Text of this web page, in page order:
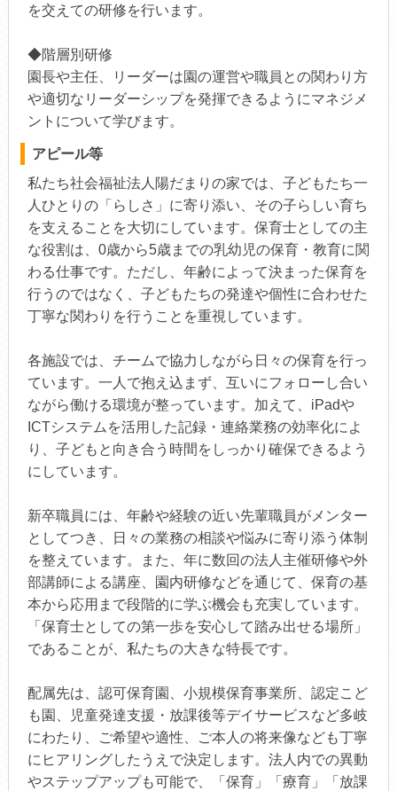
を交えての研修を行います。
◆階層別研修
園長や主任、リーダーは園の運営や職員との関わり方
や適切なリーダーシップを発揮できるようにマネジメ
ントについて学びます。
アピール等
私たち社会福祉法人陽だまりの家では、子どもたち一
人ひとりの「らしさ」に寄り添い、その子らしい育ち
を支えることを大切にしています。保育士としての主
な役割は、0歳から5歳までの乳幼児の保育・教育に関
わる仕事です。ただし、年齢によって決まった保育を
行うのではなく、子どもたちの発達や個性に合わせた
丁寧な関わりを行うことを重視しています。
各施設では、チームで協力しながら日々の保育を行っ
ています。一人で抱え込まず、互いにフォローし合い
ながら働ける環境が整っています。加えて、iPadや
ICTシステムを活用した記録・連絡業務の効率化によ
り、子どもと向き合う時間をしっかり確保できるよう
にしています。
新卒職員には、年齢や経験の近い先輩職員がメンター
としてつき、日々の業務の相談や悩みに寄り添う体制
を整えています。また、年に数回の法人主催研修や外
部講師による講座、園内研修などを通じて、保育の基
本から応用まで段階的に学ぶ機会も充実しています。
「保育士としての第一歩を安心して踏み出せる場所」
であることが、私たちの大きな特長です。
配属先は、認可保育園、小規模保育事業所、認定こど
も園、児童発達支援・放課後等デイサービスなど多岐
にわたり、ご希望や適性、ご本人の将来像なども丁寧
にヒアリングしたうえで決定します。法人内での異動
やステップアップも可能で、「保育」「療育」「放課